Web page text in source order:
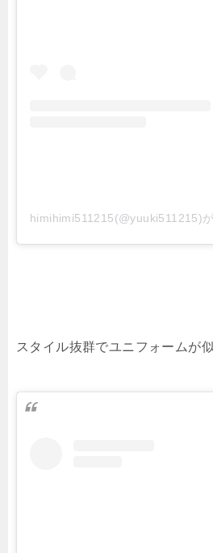
himihimi511215(@yuuki511215)
スタイル抜群でユニフォームが